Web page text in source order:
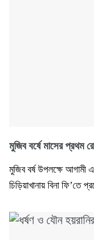
মুজিব বর্ষে মাসের প্রথম
মুজিব বর্ষ উপলক্ষে আগামী
চিড়িয়াখানায় বিনা ফি’তে